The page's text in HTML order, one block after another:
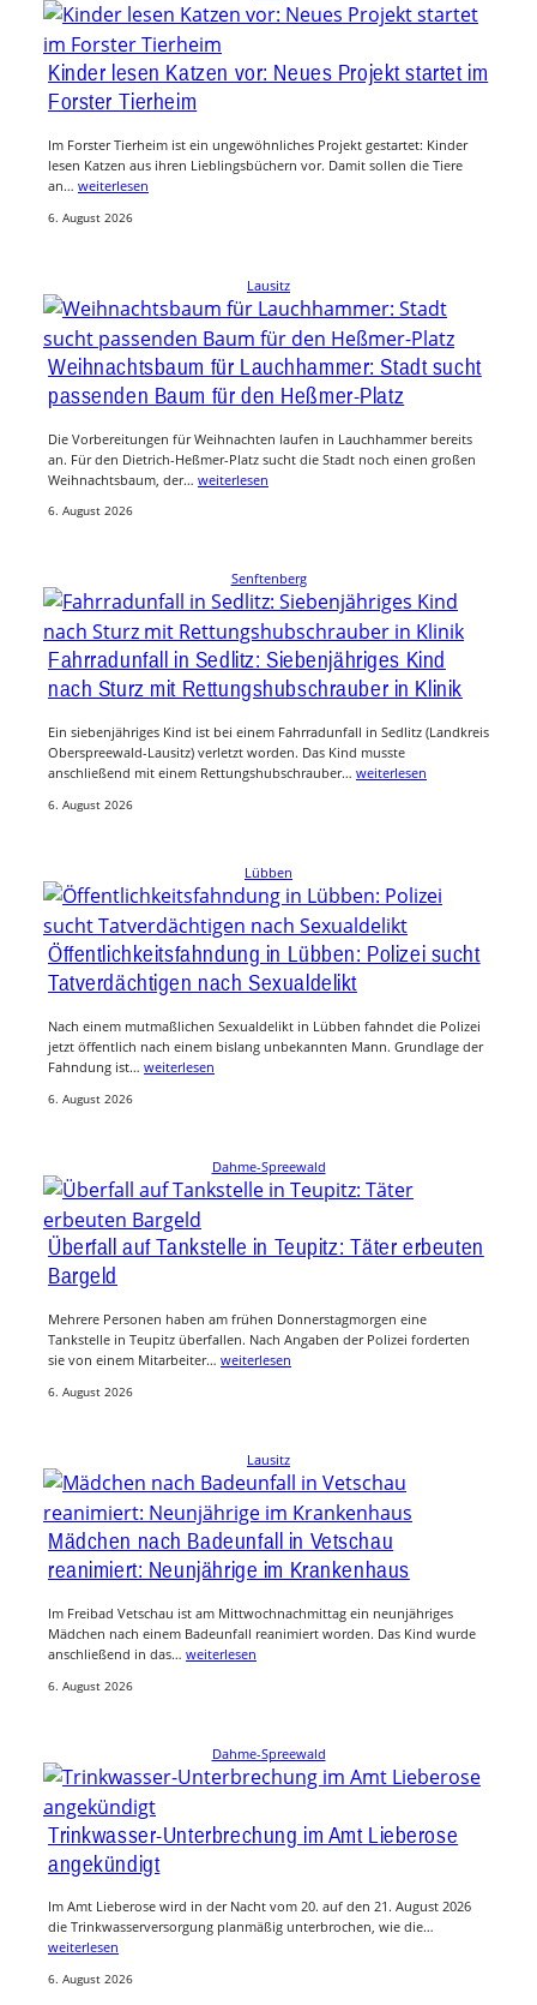
Kinder lesen Katzen vor: Neues Projekt startet im
Forster Tierheim
Im Forster Tierheim ist ein ungewöhnliches Projekt gestartet: Kinder
lesen Katzen aus ihren Lieblingsbüchern vor. Damit sollen die Tiere
an… weiterlesen
6. August 2026
Lausitz
Weihnachtsbaum für Lauchhammer: Stadt sucht
passenden Baum für den Heßmer-Platz
Die Vorbereitungen für Weihnachten laufen in Lauchhammer bereits
an. Für den Dietrich-Heßmer-Platz sucht die Stadt noch einen großen
Weihnachtsbaum, der… weiterlesen
6. August 2026
Senftenberg
Fahrradunfall in Sedlitz: Siebenjähriges Kind
nach Sturz mit Rettungshubschrauber in Klinik
Ein siebenjähriges Kind ist bei einem Fahrradunfall in Sedlitz (Landkreis
Oberspreewald-Lausitz) verletzt worden. Das Kind musste
anschließend mit einem Rettungshubschrauber… weiterlesen
6. August 2026
Lübben
Öffentlichkeitsfahndung in Lübben: Polizei sucht
Tatverdächtigen nach Sexualdelikt
Nach einem mutmaßlichen Sexualdelikt in Lübben fahndet die Polizei
jetzt öffentlich nach einem bislang unbekannten Mann. Grundlage der
Fahndung ist… weiterlesen
6. August 2026
Dahme-Spreewald
Überfall auf Tankstelle in Teupitz: Täter erbeuten
Bargeld
Mehrere Personen haben am frühen Donnerstagmorgen eine
Tankstelle in Teupitz überfallen. Nach Angaben der Polizei forderten
sie von einem Mitarbeiter… weiterlesen
6. August 2026
Lausitz
Mädchen nach Badeunfall in Vetschau
reanimiert: Neunjährige im Krankenhaus
Im Freibad Vetschau ist am Mittwochnachmittag ein neunjähriges
Mädchen nach einem Badeunfall reanimiert worden. Das Kind wurde
anschließend in das… weiterlesen
6. August 2026
Dahme-Spreewald
Trinkwasser-Unterbrechung im Amt Lieberose
angekündigt
Im Amt Lieberose wird in der Nacht vom 20. auf den 21. August 2026
die Trinkwasserversorgung planmäßig unterbrochen, wie die…
weiterlesen
6. August 2026